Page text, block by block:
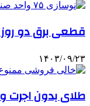
قطعی برق دو روز
۱۴۰۳/۰۹/۲۳
طلای بدون اجرت